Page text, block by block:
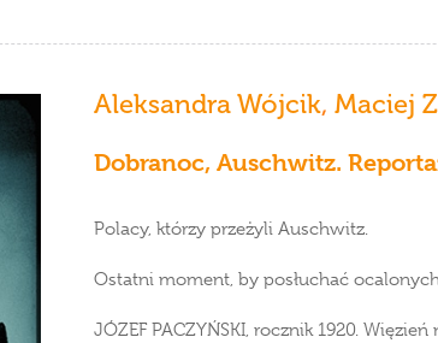
Aleksandra Wójcik, Maciej
Dobranoc, Auschwitz.
Polacy, którzy przeżyli Auschwitz.
Ostatni moment, by posłuchać
JÓZEF PACZYŃSKI, rocznik 1920.